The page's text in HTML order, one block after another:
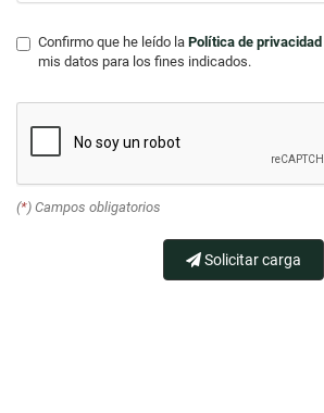
Confirmo que he leído la Política de privacidad
mis datos para los fines indicados.
(*) Campos obligatorios
Solicitar carga